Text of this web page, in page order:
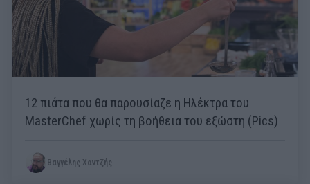
12 πιάτα που θα παρουσίαζε η Ηλέκτρα του
MasterChef χωρίς τη βοήθεια του εξώστη (Pics)
Βαγγέλης Χαντζής